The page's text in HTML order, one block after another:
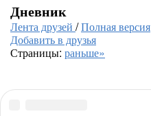
Дневник
Лента друзей /Полная версия
Добавить в друзья
Страницы: раньше»